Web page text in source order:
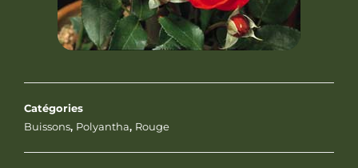
Catégories
Buissons, Polyantha, Rouge